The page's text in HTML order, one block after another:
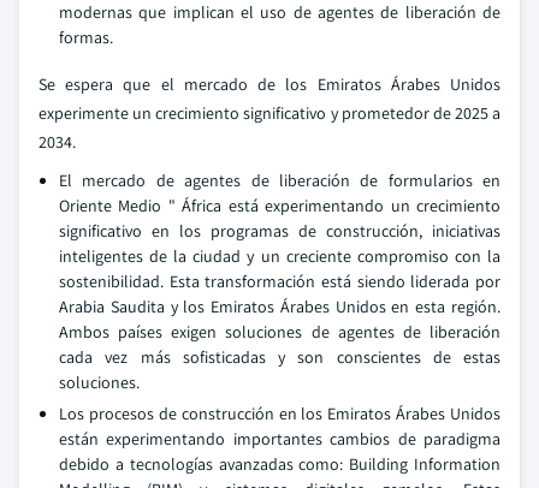
modernas que implican el uso de agentes de liberación de
formas.
Se espera que el mercado de los Emiratos Árabes Unidos
experimente un crecimiento significativo y prometedor de 2025 a
2034.
El mercado de agentes de liberación de formularios en
Oriente Medio " África está experimentando un crecimiento
significativo en los programas de construcción, iniciativas
inteligentes de la ciudad y un creciente compromiso con la
sostenibilidad. Esta transformación está siendo liderada por
Arabia Saudita y los Emiratos Árabes Unidos en esta región.
Ambos países exigen soluciones de agentes de liberación
cada vez más sofisticadas y son conscientes de estas
soluciones.
Los procesos de construcción en los Emiratos Árabes Unidos
están experimentando importantes cambios de paradigma
debido a tecnologías avanzadas como: Building Information